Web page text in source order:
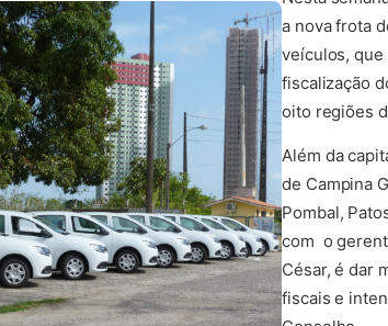
a nova frota
veículos, que
fiscalização
oito regiões
Além da
de Campina
Pombal,
com o
César, é dar
fiscais e